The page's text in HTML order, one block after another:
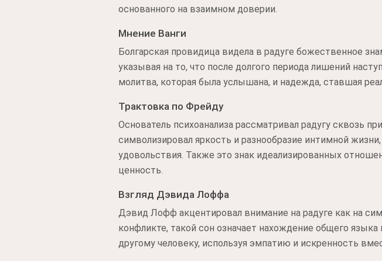
основанного на взаимном доверии.
Мнение Ванги
Болгарская провидица видела в радуге божественное
указывая на то, что после долгого периода лишений
молитва, которая была услышана, и надежда, ставшая
Трактовка по Фрейду
Основатель психоанализа рассматривал радугу сквозь
символизировал яркость и разнообразие интимной
удовольствия. Также это знак идеализированных
ценность.
Взгляд Дэвида Лоффа
Дэвид Лофф акцентировал внимание на радуге как на
конфликте, такой сон означает нахождение общего
другому человеку, используя эмпатию и искренность